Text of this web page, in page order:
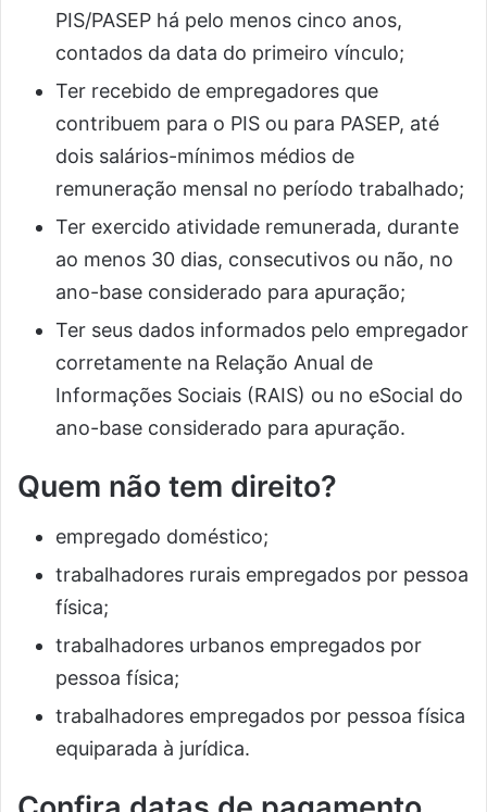
PIS/PASEP há pelo menos cinco anos,
contados da data do primeiro vínculo;
Ter recebido de empregadores que
contribuem para o PIS ou para PASEP, até
dois salários-mínimos médios de
remuneração mensal no período trabalhado;
Ter exercido atividade remunerada, durante
ao menos 30 dias, consecutivos ou não, no
ano-base considerado para apuração;
Ter seus dados informados pelo empregador
corretamente na Relação Anual de
Informações Sociais (RAIS) ou no eSocial do
ano-base considerado para apuração.
Quem não tem direito?
empregado doméstico;
trabalhadores rurais empregados por pessoa
física;
trabalhadores urbanos empregados por
pessoa física;
trabalhadores empregados por pessoa física
equiparada à jurídica.